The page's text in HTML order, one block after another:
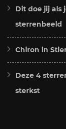
Dit doe jij als
sterrenbeeld
Chiron in
Deze 4
sterkst